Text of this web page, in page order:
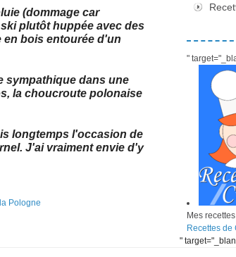
(dommage car
plutôt huppée avec des
en bois entourée d'un
sympathique dans une
la choucroute polonaise
longtemps l'occasion de
J'ai vraiment envie d'y
"
Mes
Recettes de
"